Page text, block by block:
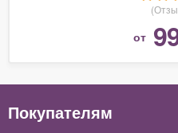
от
Покупателям